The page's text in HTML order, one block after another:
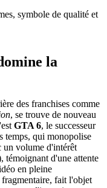
la
des franchises comme
, se trouve de nouveau
GTA 6, le successeur
temps, qui monopolise
un volume d'intérêt
témoignant d'une attente
en pleine
fait l'objet